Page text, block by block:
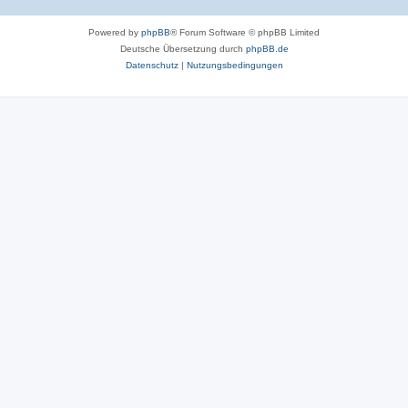
Powered by phpBB® Forum Software © phpBB Limited
Deutsche Übersetzung durch phpBB.de
Datenschutz| Nutzungsbedingungen